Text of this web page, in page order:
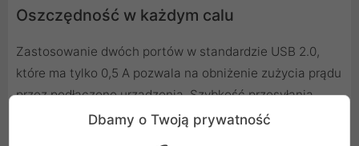
Oszczędność w każdym calu
Zastosowanie dwóch portów w standardzie USB 2.0,
które ma tylko 0,5 A pozwala na obniżenie zużycia prądu
przez podłączone urządzenia. Szybkość przesyłania
danych 480 Gbps jest optymalna do podłączenia myszy,
Dbamy o Twoją prywatność